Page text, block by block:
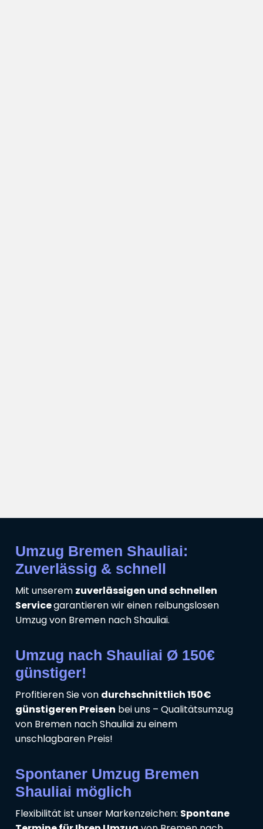
Umzug Bremen Shauliai:
Zuverlässig & schnell
Mit unserem zuverlässigen und schnellen
Servicegarantieren wir einen reibungslosen
Umzug von Bremen nach Shauliai.
Umzug nach Shauliai Ø 150€
günstiger!
Profitieren Sie von durchschnittlich 150€
günstigeren Preisen bei uns – Qualitätsumzug
von Bremen nach Shauliai zu einem
unschlagbaren Preis!
Spontaner Umzug Bremen
Shauliai möglich
Flexibilität ist unser Markenzeichen: Spontane